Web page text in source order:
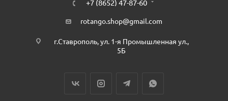
+7 (8652) 47-87-60
rotango.shop@gmail.com
г.Ставрополь, ул. 1-я Промышленная ул.,
5Б